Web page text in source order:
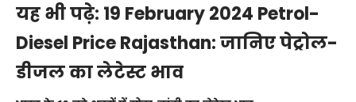
यह भी पढ़े: 19 February 2024 Petrol-
Diesel Price Rajasthan: जानिए पेट्रोल-
डीजल का लेटेस्ट भाव